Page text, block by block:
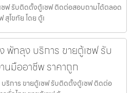
ซฟ รับติดตั้งตู้เซฟ ติดต่อสอบถามได้ตลอด
สุโขทัย โดย ตู้เ
พัทลุง บริการ ขายตู้เซฟ รับ
มืออาชีพ ราคาถูก
ริการ ขายตู้เซฟ รับติดตั้งตู้เซฟ ติดต่อ